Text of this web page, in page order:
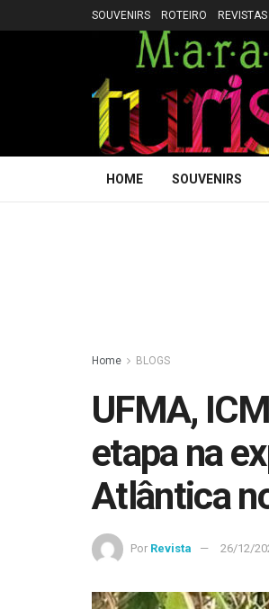
SOUVENIRS ROTEIRO REVISTAS
HOME SOUVENIRS
Home BLOGS
UFMA,
etapa na
Atlântica
Por Revista 26/12/